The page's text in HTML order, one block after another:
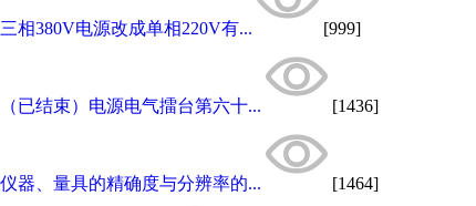
三相380V电源改成单相220V有... [999]
（已结束）电源电气擂台第六十... [1436]
仪器、量具的精确度与分辨率的... [1464]